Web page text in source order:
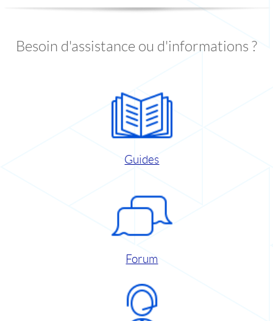
Besoin d'assistance ou d'informations ?
Guides
Forum